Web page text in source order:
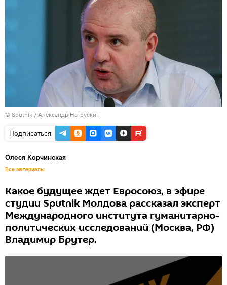
© Sputnik / Александр Натрускин
Подписаться
Олеся Корчинская
Все материалы
Какое будущее ждет Евросоюз, в эфире
студии Sputnik Молдова рассказал эксперт
Международного института гуманитарно-
политических исследований (Москва, РФ)
Владимир Брутер.